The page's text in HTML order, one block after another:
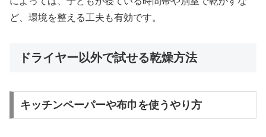
ど、環境を整える工夫も有効です。
ドライヤー以外で試せる乾燥方法
キッチンペーパーや布巾を使うやり方